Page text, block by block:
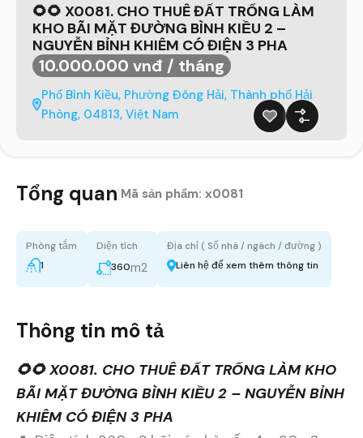
🌻🌻 X0081. CHO THUÊ ĐẤT TRỐNG LÀM
KHO BÃI MẶT ĐƯỜNG BÌNH KIỀU 2 –
NGUYỄN BỈNH KHIÊM CÓ ĐIỆN 3 PHA
10.000.000 vnđ / tháng
Phố Bình Kiều, Phường Đông Hải, Thành phố Hải
Phòng, 04813, Việt Nam
Tổng quan Mã sản phẩm: x0081
Phòng tắm
1
Diện tích
360m2
Địa chỉ ( Số nhà / ngách / đường )
Liên hệ để xem thêm thông tin
Thông tin mô tả
🌻🌻 X0081. CHO THUÊ ĐẤT TRỐNG LÀM KHO
BÃI MẶT ĐƯỜNG BÌNH KIỀU 2 – NGUYỄN BỈNH
KHIÊM CÓ ĐIỆN 3 PHA